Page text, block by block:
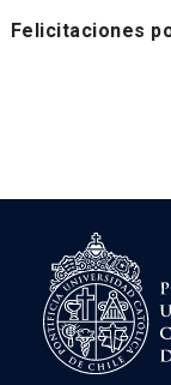
Felicitaciones